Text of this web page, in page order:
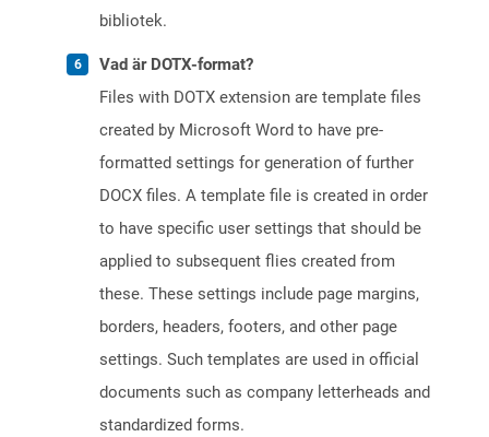
bibliotek.
Vad är DOTX-format?
Files with DOTX extension are template files
created by Microsoft Word to have pre-
formatted settings for generation of further
DOCX files. A template file is created in order
to have specific user settings that should be
applied to subsequent flies created from
these. These settings include page margins,
borders, headers, footers, and other page
settings. Such templates are used in official
documents such as company letterheads and
standardized forms.